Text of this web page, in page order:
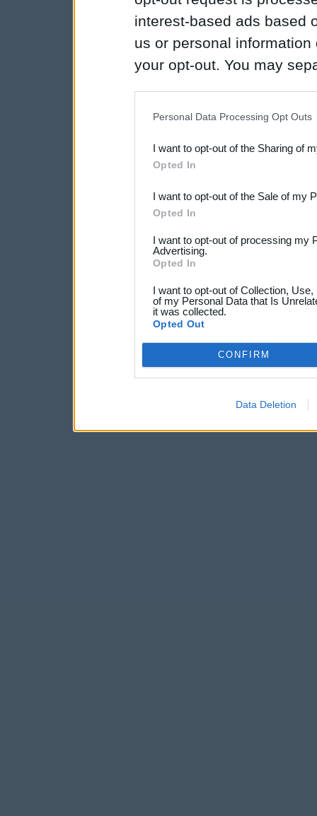
interest-based ads based
us or personal
your opt-out. You may
Downstream Participants
third parties.
Personal Data Processing Opt Outs
I want to opt-out of the Sharing of
Opted In
I want to opt-out of the Sale of my
Opted In
I want to opt-out of processing my
Advertising.
Opted In
I want to opt-out of Collection,
of my Personal Data that Is
it was collected.
Opted Out
CONFIRM
Data Deletion